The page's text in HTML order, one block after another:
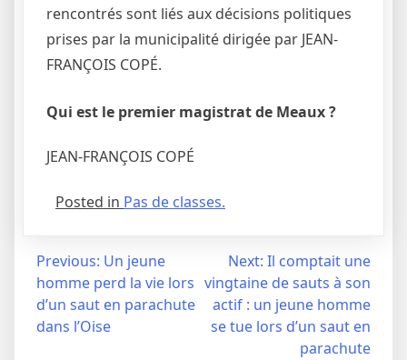
rencontrés sont liés aux décisions politiques
prises par la municipalité dirigée par JEAN-
FRANÇOIS COPÉ.
Qui est le premier magistrat de Meaux ?
JEAN-FRANÇOIS COPÉ
Posted in Pas de classes.
Navigation
l’article
Previous: Un jeune
homme perd la vie lors
d’un saut en parachute
dans l’Oise
Next: Il comptait une
vingtaine de sauts à son
actif : un jeune homme
se tue lors d’un saut en
parachute